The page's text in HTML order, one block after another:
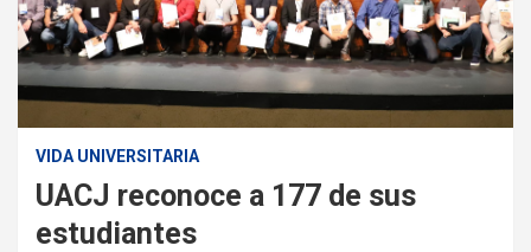
VIDA UNIVERSITARIA
UACJ reconoce a 177 de sus
estudiantes